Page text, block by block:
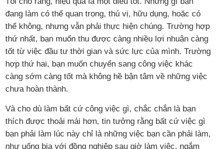
đang làm có thể quan trọng, thú vị, hữu dụng, hoặc có
thể không, nhưng vẫn phải thực hiện chúng. Trường hợp
thứ nhất, bạn muốn thu được càng nhiều lợi nhuận càng
tốt từ việc đầu tư thời gian và sức lực của mình. Trường
hợp thứ hai, bạn muốn chuyển sang công việc khác
càng sớm càng tốt mà không hề bận tâm về những việc
chưa hoàn thành.
Và cho dù làm bất cứ công việc gì, chắc chắn là bạn
thích được thoải mái hơn, tin tưởng rằng bất cứ việc gì
bạn phải làm lúc này chỉ là những việc bạn cần phải làm,
như uống bia với đồng nghiệp sau giờ làm việc, ngắm